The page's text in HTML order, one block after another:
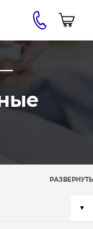
РАЗВЕРНУТЬ